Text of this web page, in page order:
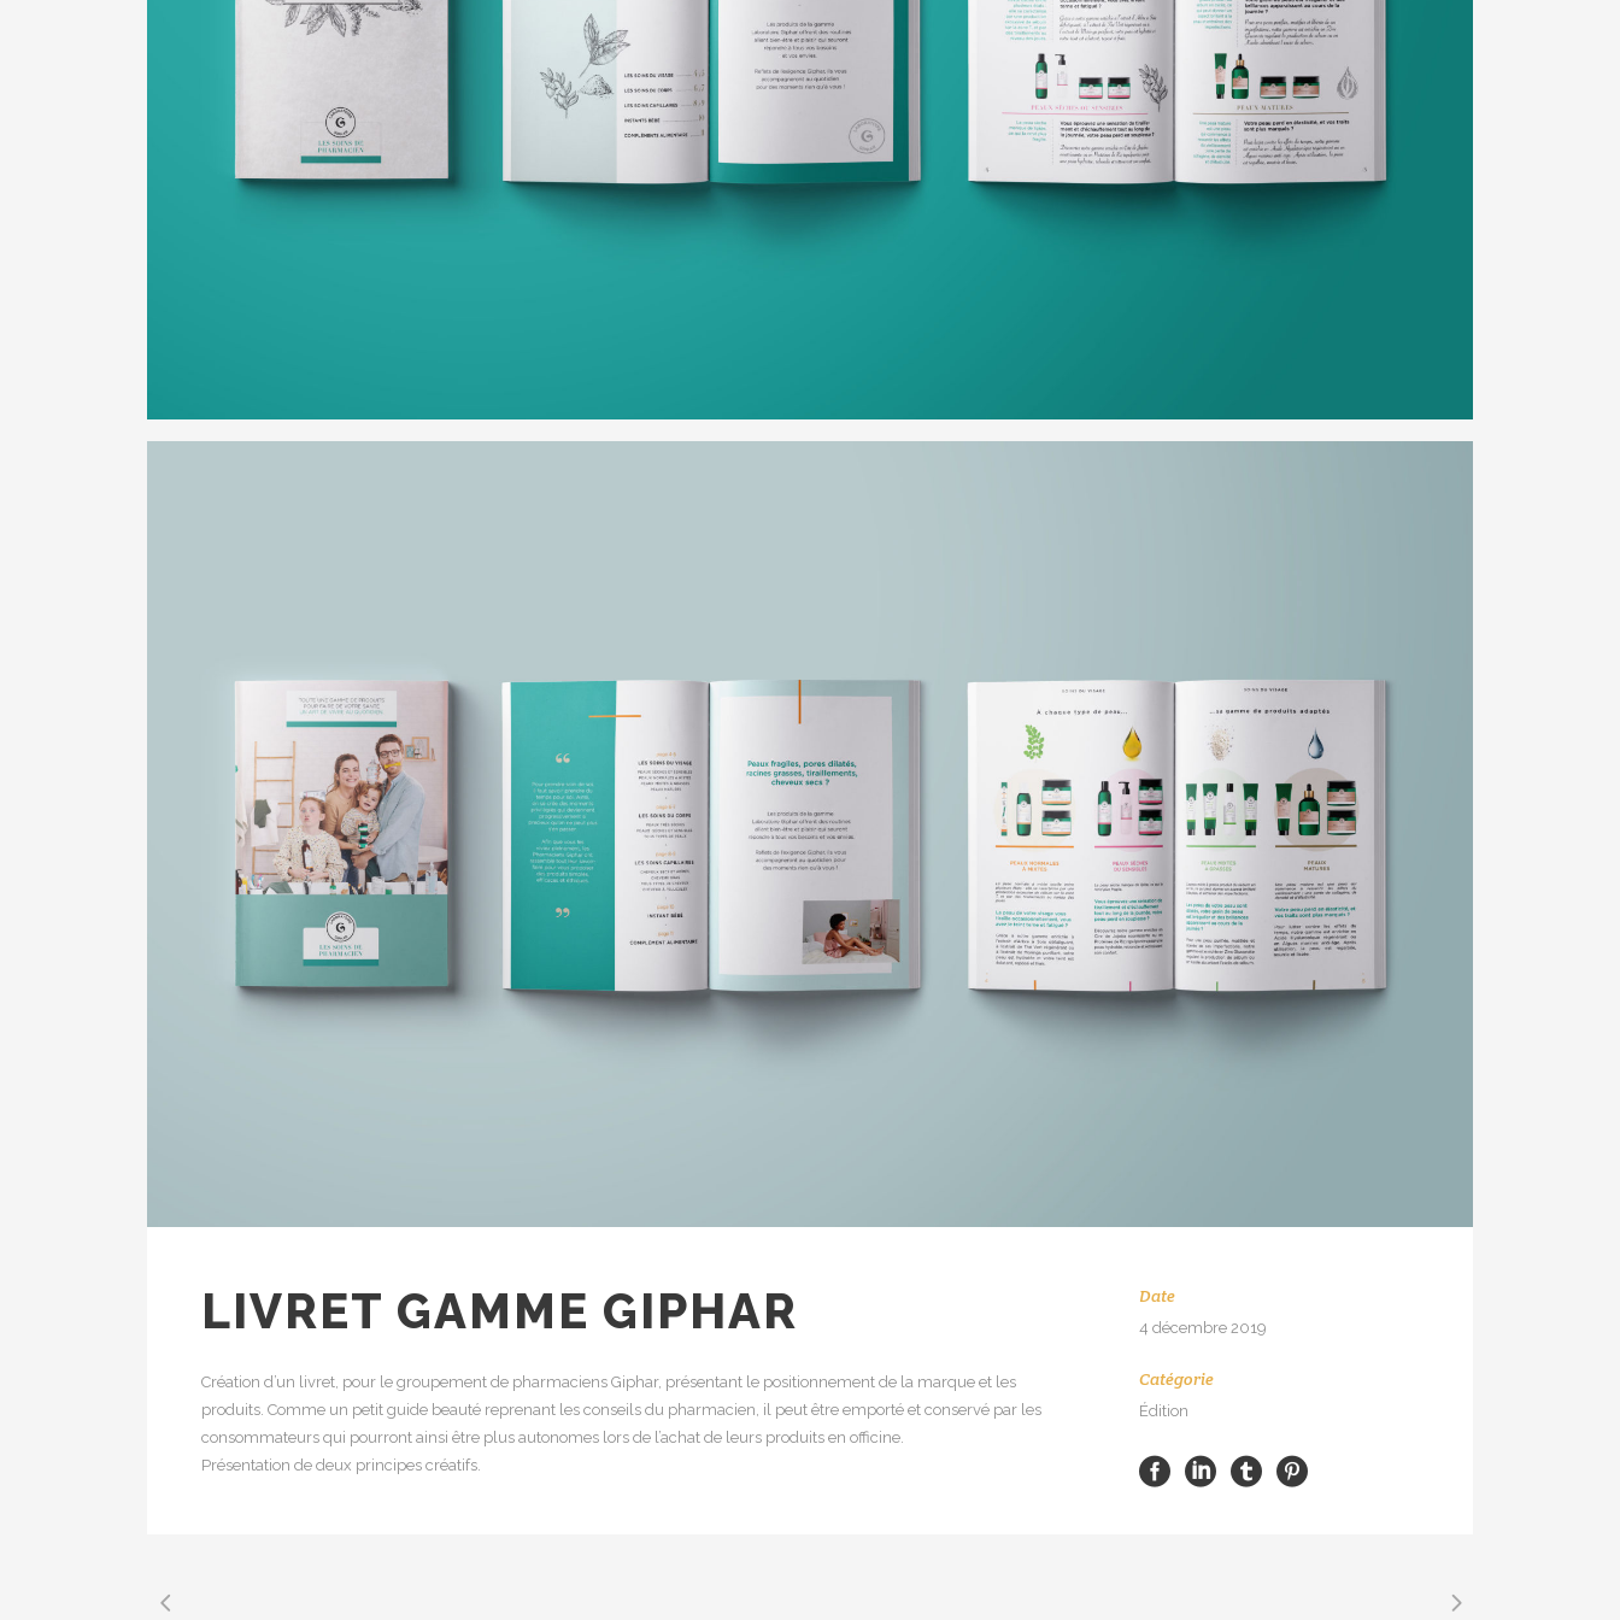
LIVRET GAMME GIPHAR
Création d’un livret, pour le groupement de pharmaciens Giphar, présentant le positionnement de la marque et les
produits. Comme un petit guide beauté reprenant les conseils du pharmacien, il peut être emporté et conservé par les
consommateurs qui pourront ainsi être plus autonomes lors de l’achat de leurs produits en officine.
Présentation de deux principes créatifs.
Date
4 décembre 2019
Catégorie
Édition